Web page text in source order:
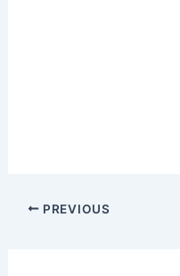
PREVIOUS